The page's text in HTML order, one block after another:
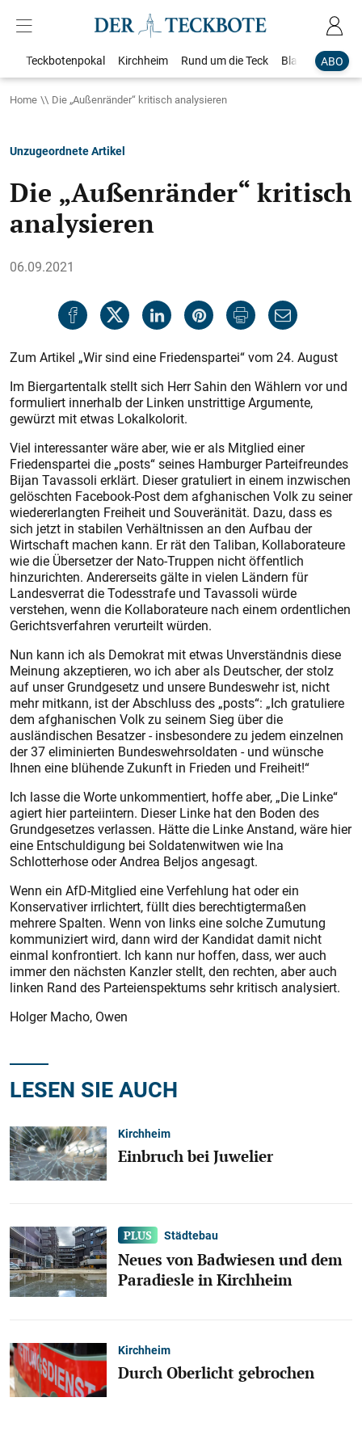
ABO
Teckbotenpokal Kirchheim Rund um die Teck Blaulicht
Home Die „Außenränder“ kritisch analysieren
Unzugeordnete Artikel
Die „Außenränder“ kritisch
analysieren
06.09.2021
Zum Artikel „Wir sind eine Friedenspartei“ vom 24. August
Im Biergartentalk stellt sich Herr Sahin den Wählern vor und
formuliert innerhalb der Linken unstrittige Argumente,
gewürzt mit etwas Lokalkolorit.
Viel interessanter wäre aber, wie er als Mitglied einer
Friedenspartei die „posts“ seines Hamburger Parteifreundes
Bijan Tavassoli erklärt. Dieser gratuliert in einem inzwischen
gelöschten Facebook-Post dem afghanischen Volk zu seiner
wiedererlangten Freiheit und Souveränität. Dazu, dass es
sich jetzt in stabilen Verhältnissen an den Aufbau der
Wirtschaft machen kann. Er rät den Taliban, Kollaborateure
wie die Übersetzer der Nato-Truppen nicht öffentlich
hinzurichten. Andererseits gälte in vielen Ländern für
Landesverrat die Todesstrafe und Tavassoli würde
verstehen, wenn die Kollaborateure nach einem ordentlichen
Gerichtsverfahren verurteilt würden.
Nun kann ich als Demokrat mit etwas Unverständnis diese
Meinung akzeptieren, wo ich aber als Deutscher, der stolz
auf unser Grundgesetz und unsere Bundeswehr ist, nicht
mehr mitkann, ist der Abschluss des „posts“: „Ich gratuliere
dem afghanischen Volk zu seinem Sieg über die
ausländischen Besatzer - insbesondere zu jedem einzelnen
der 37 eliminierten Bundeswehrsoldaten - und wünsche
Ihnen eine blühende Zukunft in Frieden und Freiheit!“
Ich lasse die Worte unkommentiert, hoffe aber, „Die Linke“
agiert hier parteiintern. Dieser Linke hat den Boden des
Grundgesetzes verlassen. Hätte die Linke Anstand, wäre hier
eine Entschuldigung bei Soldatenwitwen wie Ina
Schlotterhose oder Andrea Beljos angesagt.
Wenn ein AfD-Mitglied eine Verfehlung hat oder ein
Konservativer irrlichtert, füllt dies berechtigtermaßen
mehrere Spalten. Wenn von links eine solche Zumutung
kommuniziert wird, dann wird der Kandidat damit nicht
einmal konfrontiert. Ich kann nur hoffen, dass, wer auch
immer den nächsten Kanzler stellt, den rechten, aber auch
linken Rand des Parteienspektums sehr kritisch analysiert.
Holger Macho, Owen
LESEN SIE AUCH
Kirchheim
Einbruch bei Juwelier
Städtebau
Neues von Badwiesen und dem
Paradiesle in Kirchheim
Kirchheim
Durch Oberlicht gebrochen